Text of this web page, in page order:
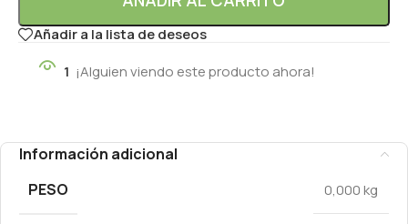
Añadir a la lista de deseos
1 ¡Alguien viendo este producto ahora!
Información adicional
PESO
0,000 kg